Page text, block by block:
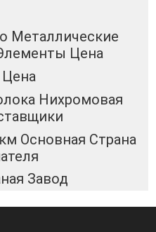
Металлические
Цена
Цена
Нихромовая
Основная Страна
Завод